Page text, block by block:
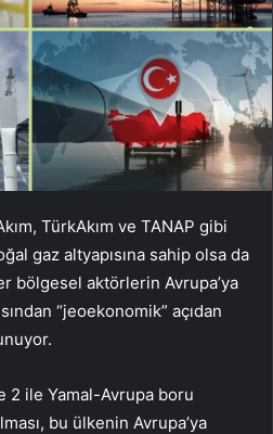
TürkAkım ve TANAP gibi
gaz altyapısına sahip olsa da
bölgesel aktörlerin Avrupa’ya
“jeoekonomik” açıdan
2 ile Yamal-Avrupa boru
bu ülkenin Avrupa’ya